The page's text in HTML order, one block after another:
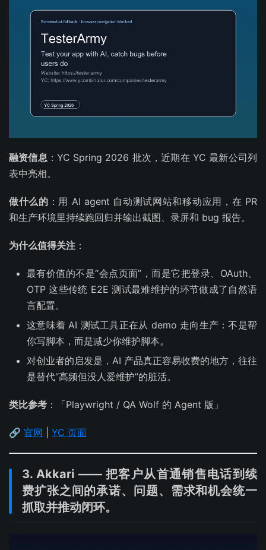
融资信息 ：YC Spring 2026 批次，近期在 YC 最新公司列
表中亮相。
做什么的 ：用 AI agent 自动测试网站和移动应用，在 PR
和生产环境里持续跑回归并输出截图、录屏和 bug 报告。
为什么值得关注 ：
最有价值的不是“会点页面”，而是它把登录、OAuth、
OTP 这些传统 E2E 测试最难维护的环节做成了自然语
言配置。
这意味着 AI 测试工具正在从 demo 走向生产：不是帮
你写脚本，而是减少你维护脚本。
对创业者的启发是，AI 产品真正容易收费的地方，往往
是替代“高频但没人爱维护”的脏活。
类比参考 ：「Playwright / QA Wolf 的 Agent 版」
🔗 官网 YC 页面
3. Akkari —— 把客户从首通销售电话到续
费扩张之间的承诺、问题、需求和机会统一
抓取并推动闭环。